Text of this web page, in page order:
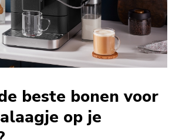
beste bonen voor
op je